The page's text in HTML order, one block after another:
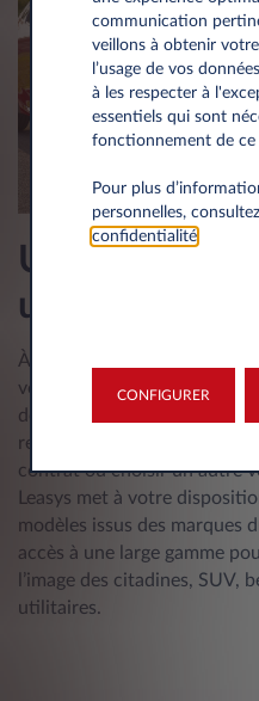
Une fin de
un large choix
À la fin du contrat, votre
véhicule. Les experts Leasys
démarches pour
revente. Vous pouvez
contrat ou choisir un autre
Leasys met à votre
modèles issus des marques
accès à une large gamme
l’image des citadines, SUV,
utilitaires.
communication
veillons à obtenir
l’usage de vos
à les respecter à
essentiels qui sont
fonctionnement de ce
Pour plus
personnelles,
confidentialité.
CONFIGURER